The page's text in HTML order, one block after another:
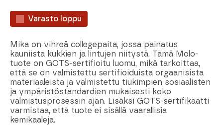
Varasto loppu
Mika on vihreä collegepaita, jossa painatus
kauniista kukkien ja lintujen niitystä. Tämä Molo-
tuote on GOTS-sertifioitu luomu, mikä tarkoittaa,
että se on valmistettu sertifioiduista orgaanisista
materiaaleista ja valmistettu tiukimpien sosiaalisten
ja ympäristöstandardien mukaisesti koko
valmistusprosessin ajan. Lisäksi GOTS-sertifikaatti
varmistaa, että tuote ei sisällä vaarallisia
kemikaaleja.